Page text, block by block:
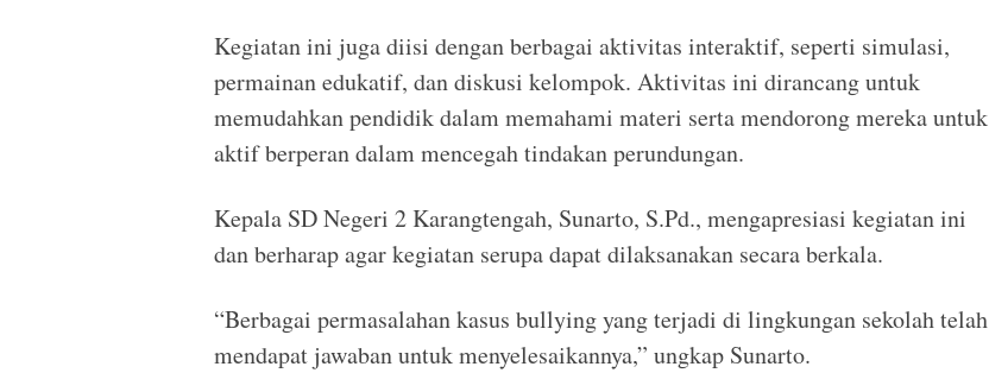
Kegiatan ini juga diisi dengan berbagai aktivitas interaktif, seperti simulasi,
permainan edukatif, dan diskusi kelompok. Aktivitas ini dirancang untuk
memudahkan pendidik dalam memahami materi serta mendorong mereka untuk
aktif berperan dalam mencegah tindakan perundungan.
Kepala SD Negeri 2 Karangtengah, Sunarto, S.Pd., mengapresiasi kegiatan ini
dan berharap agar kegiatan serupa dapat dilaksanakan secara berkala.
“Berbagai permasalahan kasus bullying yang terjadi di lingkungan sekolah telah
mendapat jawaban untuk menyelesaikannya,” ungkap Sunarto.